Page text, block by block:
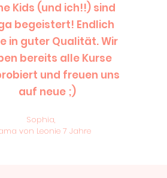
Kids (und ich!!) sind
begeistert! Endlich
in guter Qualität. Wir
bereits alle Kurse
und freuen uns
auf neue ;)
Sophia,
von Leonie 7 Jahre